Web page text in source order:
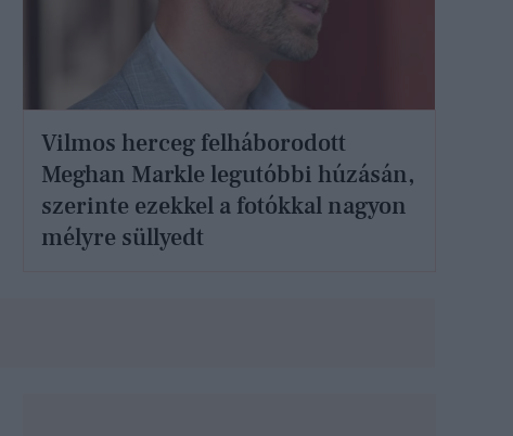
Vilmos herceg felháborodott
Meghan Markle legutóbbi húzásán,
szerinte ezekkel a fotókkal nagyon
mélyre süllyedt